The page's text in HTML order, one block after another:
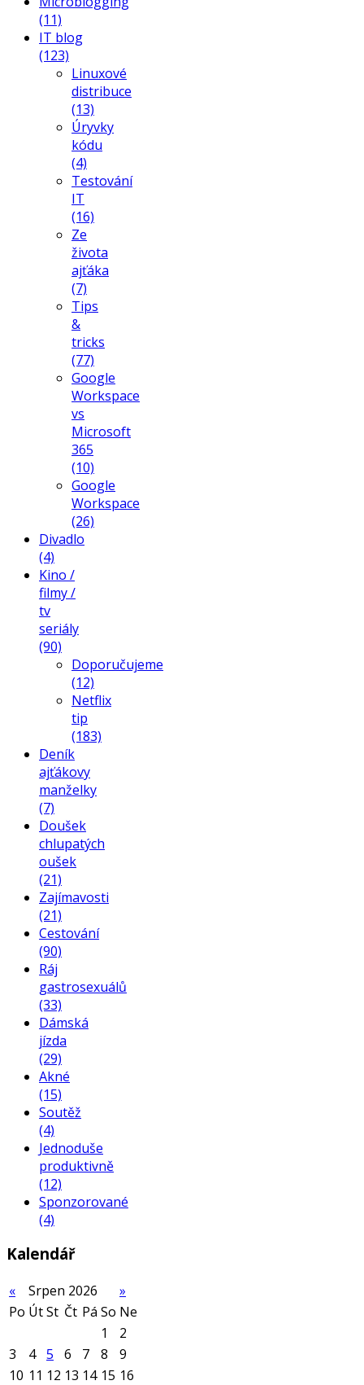
(11)
IT blog
(123)
Linuxové
distribuce
(13)
Úryvky
kódu
(4)
Testování
IT
(16)
Ze
života
ajťáka
(7)
Tips
&
tricks
(77)
Google
Workspace
vs
Microsoft
365
(10)
Google
Workspace
(26)
Divadlo
(4)
Kino /
filmy /
tv
seriály
(90)
Doporučujeme
(12)
Netflix
tip
(183)
Deník
ajťákovy
manželky
(7)
Doušek
chlupatých
oušek
(21)
Zajímavosti
(21)
Cestování
(90)
Ráj
gastrosexuálů
(33)
Dámská
jízda
(29)
Akné
(15)
Soutěž
(4)
Jednoduše
produktivně
(12)
Sponzorované
(4)
Kalendář
« Srpen 2026
»
Po ÚtSt Čt Pá So Ne
1
2
3
4 5 6 7 8
9
10 11 12 13 14 15 16